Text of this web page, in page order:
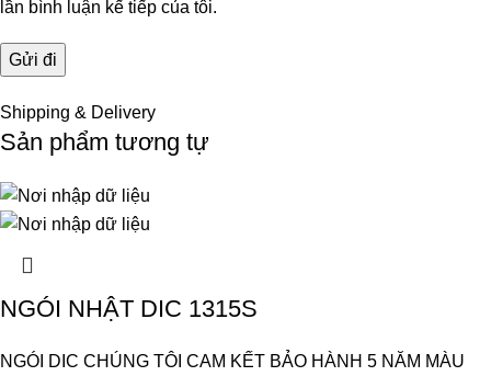
lần bình luận kế tiếp của tôi.
Shipping & Delivery
Sản phẩm tương tự
NGÓI NHẬT DIC 1315S
NGÓI DIC CHÚNG TÔI CAM KẾT BẢO HÀNH 5 NĂM MÀU